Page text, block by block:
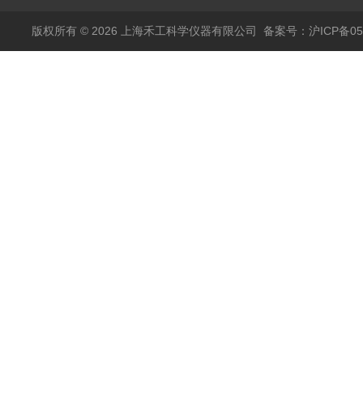
版权所有 © 2026 上海禾工科学仪器有限公司 备案号：沪ICP备